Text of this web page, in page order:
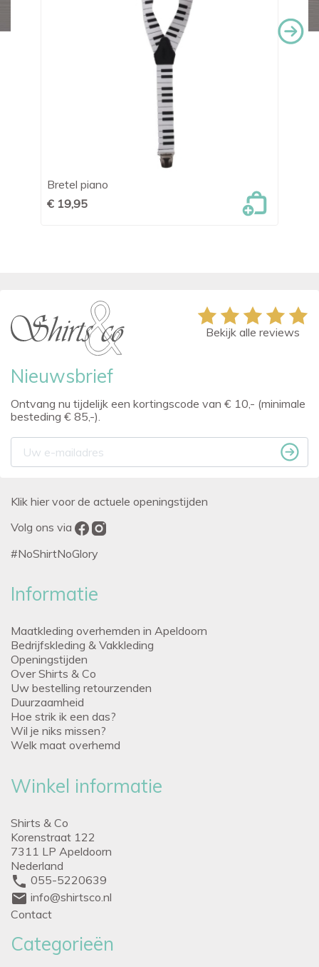
Bretel piano
€ 19,95
Nieuwsbrief
Ontvang nu tijdelijk een kortingscode van € 10,- (minimale
besteding € 85,-).
Bekijk alle reviews
Klik hier voor de actuele openingstijden
Volg ons via
#NoShirtNoGlory
Informatie
Maatkleding overhemden in Apeldoorn
Bedrijfskleding & Vakkleding
Openingstijden
Over Shirts & Co
Uw bestelling retourzenden
Duurzaamheid
Hoe strik ik een das?
Wil je niks missen?
Welk maat overhemd
Winkel informatie
Shirts & Co
Korenstraat 122
7311 LP Apeldoorn
Nederland
phone 055-5220639
mail info@shirtsco.nl
Contact
Categorieën